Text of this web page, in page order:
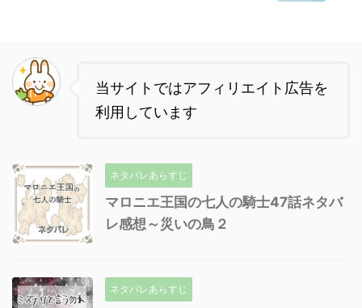
当サイトではアフィリエイト広告を
利用しています
ネタバレあらすじ
マロニエ王国の七人の騎士47話ネタバ
レ感想～災いの鳥２
ネタバレあらすじ